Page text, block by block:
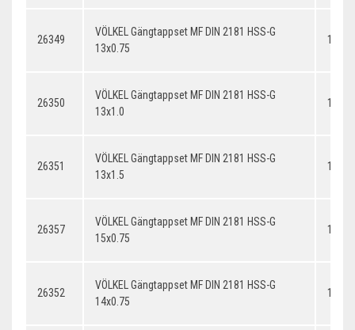
26349
VÖLKEL Gängtappset MF DIN 2181 HSS-G
13x0.75
26350
VÖLKEL Gängtappset MF DIN 2181 HSS-G
13x1.0
26351
VÖLKEL Gängtappset MF DIN 2181 HSS-G
13x1.5
26357
VÖLKEL Gängtappset MF DIN 2181 HSS-G
15x0.75
26352
VÖLKEL Gängtappset MF DIN 2181 HSS-G
14x0.75